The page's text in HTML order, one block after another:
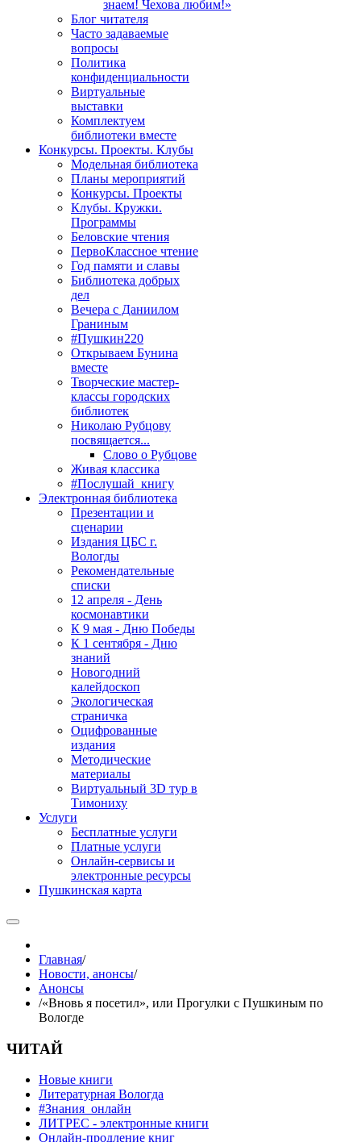
знаем! Чехова любим!»
Блог читателя
Часто задаваемые
вопросы
Политика
конфиденциальности
Виртуальные
выставки
Комплектуем
библиотеки вместе
Конкурсы. Проекты. Клубы
Модельная библиотека
Планы мероприятий
Конкурсы. Проекты
Клубы. Кружки.
Программы
Беловские чтения
ПервоКлассное чтение
Год памяти и славы
Библиотека добрых
дел
Вечера с Даниилом
Граниным
#Пушкин220
Открываем Бунина
вместе
Творческие мастер-
классы городских
библиотек
Николаю Рубцову
посвящается...
Слово о Рубцове
Живая классика
#Послушай_книгу
Электронная библиотека
Презентации и
сценарии
Издания ЦБС г.
Вологды
Рекомендательные
списки
12 апреля - День
космонавтики
К 9 мая - Дню Победы
К 1 сентября - Дню
знаний
Новогодний
калейдоскоп
Экологическая
страничка
Оцифрованные
издания
Методические
материалы
Виртуальный 3D тур в
Тимониху
Услуги
Бесплатные услуги
Платные услуги
Онлайн-сервисы и
электронные ресурсы
Пушкинская карта
Главная/
Новости, анонсы/
Анонсы
/«Вновь я посетил», или Прогулки с Пушкиным по
Вологде
ЧИТАЙ
Новые книги
Литературная Вологда
#Знания_онлайн
ЛИТРЕС - электронные книги
Онлайн-продление книг